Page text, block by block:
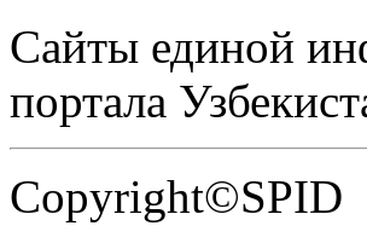
Сайты единой
портала
Copyright©SPID